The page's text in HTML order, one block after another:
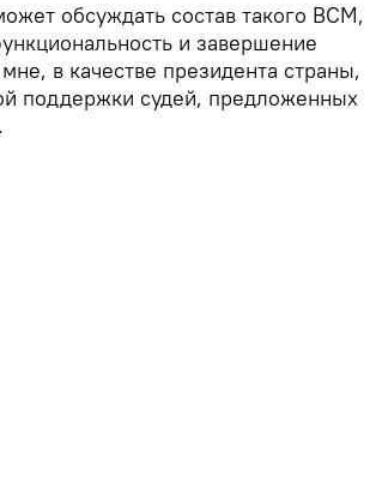
обсуждать состав такого ВСМ,
и завершение
в качестве президента страны,
поддержки судей, предложенных